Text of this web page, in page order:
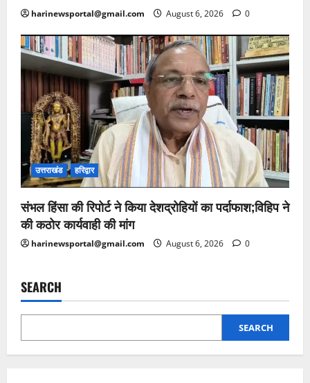
harinewsportal@gmail.com August 6, 2026 0
उत्तराखंड हरिद्वार
संभल हिंसा की रिपोर्ट ने किया देशद्रोहियों का पर्दाफाश;विहिप ने
की कठोर कार्यवाही की मांग
harinewsportal@gmail.com August 6, 2026 0
SEARCH
SEARCH